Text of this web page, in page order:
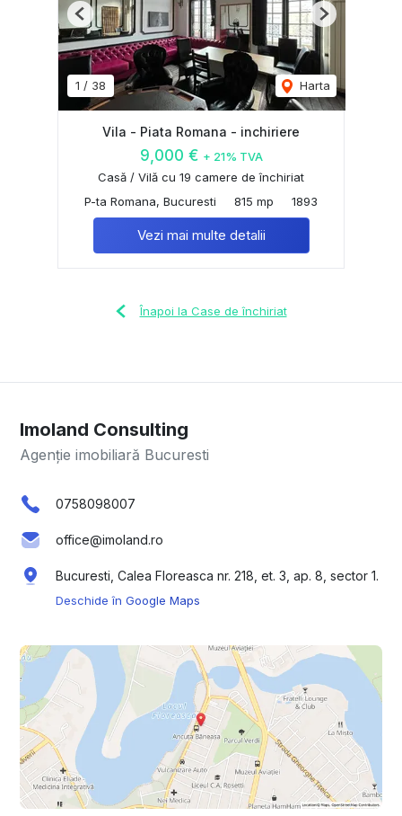
1 / 38 Harta
Previous Next
Vila - Piata Romana - inchiriere
9,000 € + 21% TVA
Casă / Vilă cu 19 camere de închiriat
P-ta Romana, Bucuresti
815 mp 1893
Vezi mai multe detalii
Înapoi la Case de închiriat
Imoland Consulting
Agenție imobiliară Bucuresti
0758098007
office@imoland.ro
Bucuresti, Calea Floreasca nr. 218, et. 3, ap. 8, sector 1.
Deschide în Google Maps